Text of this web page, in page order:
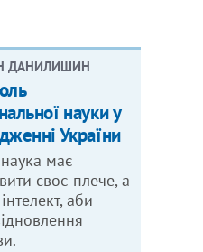
ДАНИЛИШИН
науки у
України
має
своє плече, а
аби